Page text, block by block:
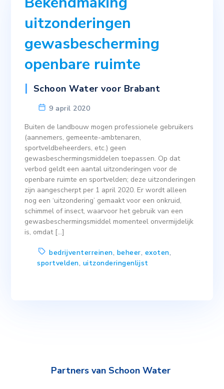
uitzonderingen
gewasbescherming
openbare ruimte
Schoon Water voor Brabant
9 april 2020
Buiten de landbouw mogen professionele gebruikers
(aannemers, gemeente-ambtenaren,
sportveldbeheerders, etc.) geen
gewasbeschermingsmiddelen toepassen. Op dat
verbod geldt een aantal uitzonderingen voor de
openbare ruimte en sportvelden; deze uitzonderingen
zijn aangescherpt per 1 april 2020. Er wordt alleen
nog een ‘uitzondering’ gemaakt voor een onkruid,
schimmel of insect, waarvoor het gebruik van een
gewasbeschermingsmiddel momenteel onvermijdelijk
is, omdat […]
bedrijventerreinen, beheer, exoten,
sportvelden, uitzonderingenlijst
Partners van Schoon Water